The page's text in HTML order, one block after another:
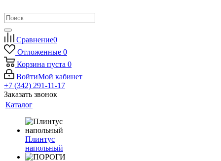
Сравнение0
Отложенные 0
Корзина пуста 0
ВойтиМой кабинет
+7 (342) 291-11-17
Заказать звонок
Каталог
Плинтус
напольный